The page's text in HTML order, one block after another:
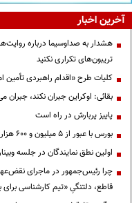
آخرین اخبار
هشدار به صداوسیما درباره
تریبون‌های تکراری نکنید
کلیات طرح «اقدام راهبردی
بقائی: اوکراین جبران نکند، جبران
پاییز پربارش در راه است
بورس با عبور از ۵ میلیون و ۶۰۰ هزار باز هم رکورد تاریخی زد
اولین نطق نمایندگان در جلسه
چرا رئیس‌جمهور در ماجرای
قاطع، دلتنگیِ «تیم کارشناسی